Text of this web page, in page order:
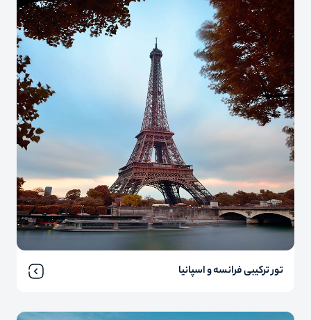
تور ترکیبی فرانسه و اسپانیا